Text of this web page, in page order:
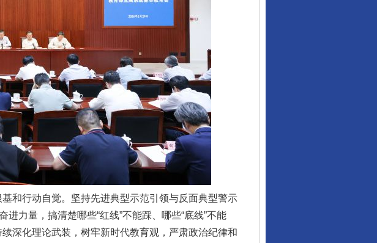
行动自觉。坚持先进典型示范引领与反面典型警示
力量，搞清楚哪些“红线”不能踩、哪些“底线”不能
深化理论武装，树牢新时代教育观，严肃政治纪律和
障 让核能赋能千行百业